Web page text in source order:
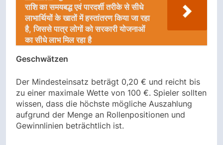
राशि का समयबद्ध एवं पारदर्शी तरीके से सीधे
लाभार्थियों के खातों में हस्तांतरण किया जा रहा
है, जिससे पात्र लोगों को सरकारी योजनाओं
का सीधे लाभ मिल रहा है
Geschwätzen
Der Mindesteinsatz beträgt 0,20 € und reicht bis
zu einer maximale Wette von 100 €. Spieler sollten
wissen, dass die höchste mögliche Auszahlung
aufgrund der Menge an Rollenpositionen und
Gewinnlinien beträchtlich ist.